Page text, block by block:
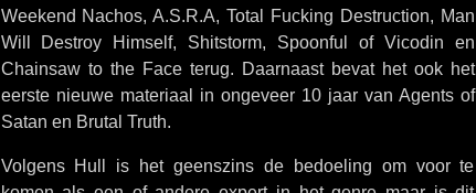
Weekend Nachos, A.S.R.A, Total Fucking Destruction, Man
Will Destroy Himself, Shitstorm, Spoonful of Vicodin en
Chainsaw to the Face terug. Daarnaast bevat het ook het
eerste nieuwe materiaal in ongeveer 10 jaar van Agents of
Satan en Brutal Truth.
Volgens Hull is het geenszins de bedoeling om voor te